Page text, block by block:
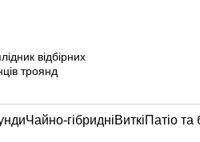
Чайно-гібридніВиткіПатіо та